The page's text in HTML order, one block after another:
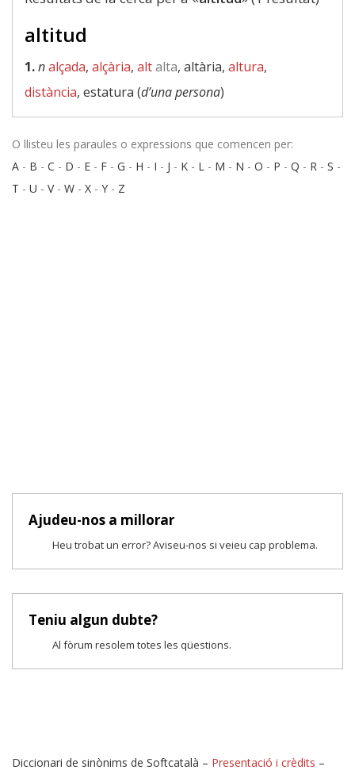
altitud
1.nalçada, alçària, altalta, altària, altura,
distància, estatura (d’una persona)
O llisteu les paraules o expressions que comencen per:
A - B - C - D - E - F - G - H - I - J - K - L - M - N - O - P - Q - R - S -
T - U - V- W - X - Y - Z
Ajudeu-nos a millorar
Heu trobat un error? Aviseu-nos si veieu cap problema.
Teniu algun dubte?
Al fòrum resolem totes les qüestions.
Diccionari de sinònims de Softcatalà – Presentació i crèdits –